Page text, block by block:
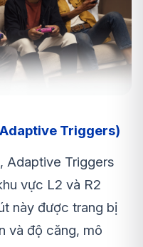
Triggers)
Adaptive Triggers
vực L2 và R2
này được trang bị
và độ căng, mô